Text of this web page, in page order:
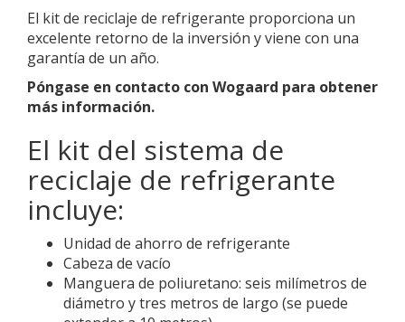
El kit de reciclaje de refrigerante proporciona un
excelente retorno de la inversión y viene con una
garantía de un año.
Póngase en contacto con Wogaard para obtener
más información.
El kit del sistema de
reciclaje de refrigerante
incluye:
Unidad de ahorro de refrigerante
Cabeza de vacío
Manguera de poliuretano: seis milímetros de
diámetro y tres metros de largo (se puede